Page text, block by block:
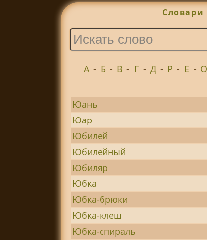
Словари
А - Б - В - Г - Д - Р - Е - О
Юань
Юар
Юбилей
Юбилейный
Юбиляр
Юбка
Юбка-брюки
Юбка-клеш
Юбка-спираль